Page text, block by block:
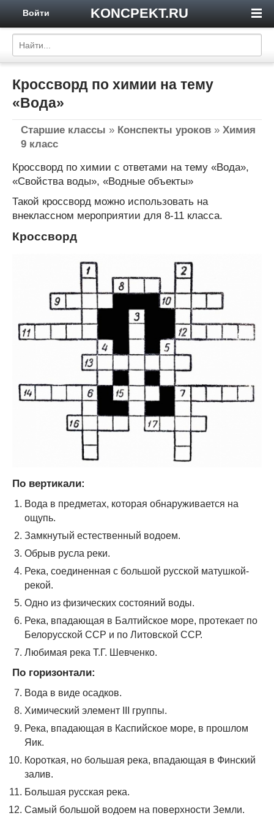
KONCPEKT.RU
Войти
Кроссворд по химии на тему
«Вода»
Старшие классы » Конспекты уроков » Химия
9 класс
Кроссворд по химии с ответами на тему «Вода»,
«Свойства воды», «Водные объекты»
Такой кроссворд можно использовать на
внеклассном мероприятии для 8-11 класса.
Кроссворд
По вертикали:
Вода в предметах, которая обнаруживается на
ощупь.
Замкнутый естественный водоем.
Обрыв русла реки.
Река, соединенная с большой русской матушкой-
рекой.
Одно из физических состояний воды.
Река, впадающая в Балтийское море, протекает по
Белорусской ССР и по Литовской ССР.
Любимая река Т.Г. Шевченко.
По горизонтали:
Вода в виде осадков.
Химический элемент III группы.
Река, впадающая в Каспийское море, в прошлом
Яик.
Короткая, но большая река, впадающая в Финский
залив.
Большая русская река.
Самый большой водоем на поверхности Земли.